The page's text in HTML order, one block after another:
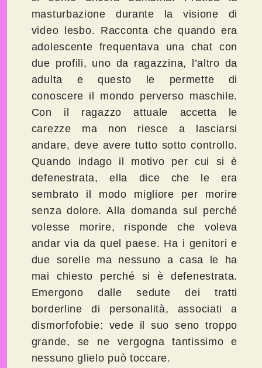
masturbazione durante la visione di
video lesbo. Racconta che quando era
adolescente frequentava una chat con
due profili, uno da ragazzina, l’altro da
adulta e questo le permette di
conoscere il mondo perverso maschile.
Con il ragazzo attuale accetta le
carezze ma non riesce a lasciarsi
andare, deve avere tutto sotto controllo.
Quando indago il motivo per cui si è
defenestrata, ella dice che le era
sembrato il modo migliore per morire
senza dolore. Alla domanda sul perché
volesse morire, risponde che voleva
andar via da quel paese. Ha i genitori e
due sorelle ma nessuno a casa le ha
mai chiesto perché si è defenestrata.
Emergono dalle sedute dei tratti
borderline di personalità, associati a
dismorfofobie: vede il suo seno troppo
grande, se ne vergogna tantissimo e
nessuno glielo può toccare.